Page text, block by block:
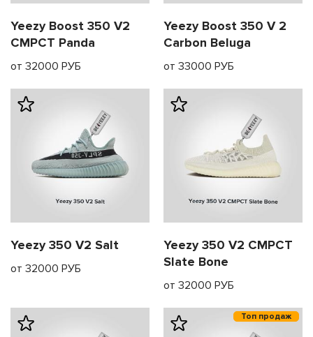
Yeezy Boost 350 V2
CMPCT Panda
от 32000 РУБ
Yeezy Boost 350 V 2
Carbon Beluga
от 33000 РУБ
Yeezy 350 V2 Salt
от 32000 РУБ
Yeezy 350 V2 CMPCT
Slate Bone
от 32000 РУБ
Топ продаж